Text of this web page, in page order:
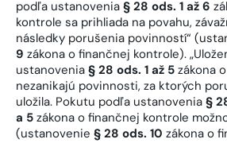
podľa ustanovenia § 28 ods. 1 až 6
kontrole sa prihliada na povahu,
následky porušenia povinností“
9 zákona o finančnej kontrole).
ustanovenia § 28 ods. 1 až 5 zákona
nezanikajú povinnosti, za ktorých
uložila. Pokutu podľa ustanovenia §
a 5 zákona o finančnej kontrole
(ustanovenie § 28 ods. 10 zákona o